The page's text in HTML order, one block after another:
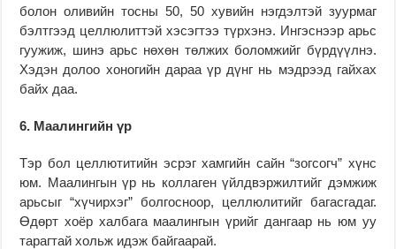
болон оливийн тосны 50, 50 хувийн нэгдэлтэй зуурмаг
бэлтгээд целлюлиттэй хэсэгтээ түрхэнэ. Ингэснээр арьс
гуужиж, шинэ арьс нөхөн төлжих боломжийг бүрдүүлнэ.
Хэдэн долоо хоногийн дараа үр дүнг нь мэдрээд гайхах
байх даа.
6. Маалингийн үр
Тэр бол целлютитийн эсрэг хамгийн сайн “зогсогч” хүнс
юм. Маалингын үр нь коллаген үйлдвэржилтийг дэмжиж
арьсыг “хүчирхэг” болгосноор, целлюлитийг багасгадаг.
Өдөрт хоёр халбага маалингын үрийг дангаар нь юм уу
тарагтай хольж идэж байгаарай.